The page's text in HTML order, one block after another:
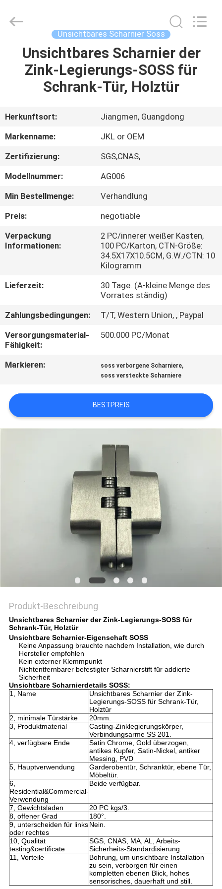
HAUS
PRODUKTE
ÜBER
UNS
FABRIK-
AUSFLUG
QUALITÄTSKONTROLLE
TRETEN
MIT
IN
VERBINDUNG
NACHRICHTEN
FÄLLE
SITEMAP
Rights
Unsichtbares Scharnier Soss
Unsichtbares Scharnier der
Zink-Legierungs-SOSS für
Schrank-Tür, Holztür
Herkunftsort:
Jiangmen, Guangdong
Markenname:
JKL or OEM
Zertifizierung:
SGS,CNAS,
Modellnummer:
AG006
Min Bestellmenge:
Verhandlung
Preis:
negotiable
Verpackung
Informationen:
2 PC/innerer weißer Kasten,
100 PC/Karton, CTN-Größe:
34.5X17X10.5CM, G.W./CTN: 10
Kilogramm
Lieferzeit:
30 Tage. (A-kleine Menge des
Vorrates ständig)
Zahlungsbedingungen:
T/T, Western Union, , Paypal
Versorgungsmaterial-
Fähigkeit:
500.000 PC/Monat
Markieren: soss verborgene Scharniere,
soss versteckte Scharniere
BESTPREIS
Produkt-Beschreibung
Unsichtbares Scharnier der Zink-Legierungs-SOSS für
Schrank-Tür, Holztür
Unsichtbare Scharnier-Eigenschaft SOSS
Keine Anpassung brauchte nachdem Installation, wie durch
Hersteller empfohlen
Kein externer Klemmpunkt
Nichtentfernbarer befestigter Scharnierstift für addierte
Sicherheit
Unsichtbare Scharnierdetails SOSS:
1, Name
Unsichtbares Scharnier der Zink-
Legierungs-SOSS für Schrank-Tür,
Holztür
2, minimale Türstärke
20mm.
3, Produktmaterial
Casting-Zinklegierungskörper,
Verbindungsarme SS 201.
4, verfügbare Ende
Satin Chrome, Gold überzogen,
antikes Kupfer, Satin-Nickel, antiker
Messing, PVD
5, Hauptverwendung
Garderobentür, Schranktür, ebene Tür,
Möbeltür.
6,
Residential&Commercial-
Verwendung
Beide verfügbar.
7, Gewichtsladen
20 PC kgs/3.
8, offener Grad
180°.
9, unterscheiden für links
oder rechtes
Nein.
10, Qualität
testing&certificate
SGS, CNAS, MA, AL, Arbeits-
Sicherheits-Standardisierung.
11, Vorteile
Bohrung, um unsichtbare Installation
zu sein, verborgen für einen
kompletten ebenen Blick, hohes
sensorisches, dauerhaft und still.